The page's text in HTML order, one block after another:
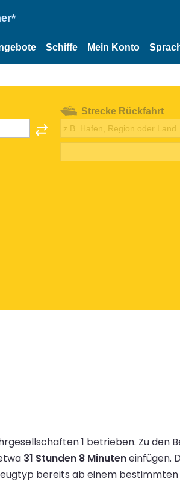
Schiffe Mein Konto
Strecke Rückfahrt
1 betrieben. Zu den
31 Stunden 8 Minuteneinfügen.
bereits ab einem bestimmten